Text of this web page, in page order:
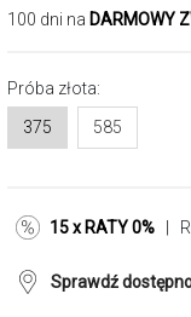
100 dni na DARMOWY
Próba złota:
375
585
15 x RATY 0% |
Sprawdź